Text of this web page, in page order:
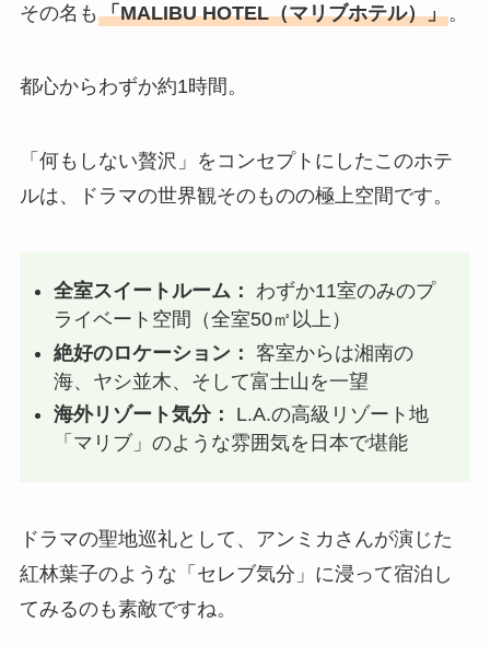
その名も 「MALIBU HOTEL（マリブホテル）」。
都心からわずか約1時間。
「何もしない贅沢」をコンセプトにしたこのホテ
ルは、ドラマの世界観そのものの極上空間です。
全室スイートルーム： わずか11室のみのプ
ライベート空間（全室50㎡以上）
絶好のロケーション： 客室からは湘南の
海、ヤシ並木、そして富士山を一望
海外リゾート気分：
L.A.の高級リゾート地
「マリブ」のような雰囲気を日本で堪能
ドラマの聖地巡礼として、アンミカさんが演じた
紅林葉子のような「セレブ気分」に浸って宿泊し
てみるのも素敵ですね。